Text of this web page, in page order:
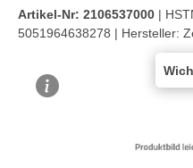
Artikel-Nr: 2106537000 |
5051964638278 | Hersteller: